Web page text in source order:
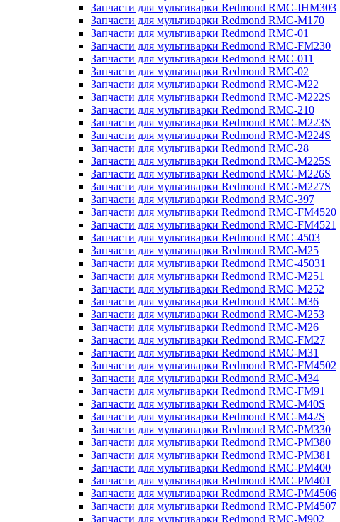
Запчасти для мультиварки Redmond RMC-IHM303
Запчасти для мультиварки Redmond RMC-M170
Запчасти для мультиварки Redmond RMC-01
Запчасти для мультиварки Redmond RMC-FM230
Запчасти для мультиварки Redmond RMC-011
Запчасти для мультиварки Redmond RMC-02
Запчасти для мультиварки Redmond RMC-M22
Запчасти для мультиварки Redmond RMC-M222S
Запчасти для мультиварки Redmond RMC-210
Запчасти для мультиварки Redmond RMC-M223S
Запчасти для мультиварки Redmond RMC-M224S
Запчасти для мультиварки Redmond RMC-28
Запчасти для мультиварки Redmond RMC-M225S
Запчасти для мультиварки Redmond RMC-M226S
Запчасти для мультиварки Redmond RMC-M227S
Запчасти для мультиварки Redmond RMC-397
Запчасти для мультиварки Redmond RMC-FM4520
Запчасти для мультиварки Redmond RMC-FM4521
Запчасти для мультиварки Redmond RMC-4503
Запчасти для мультиварки Redmond RMC-M25
Запчасти для мультиварки Redmond RMC-45031
Запчасти для мультиварки Redmond RMC-M251
Запчасти для мультиварки Redmond RMC-M252
Запчасти для мультиварки Redmond RMC-M36
Запчасти для мультиварки Redmond RMC-M253
Запчасти для мультиварки Redmond RMC-M26
Запчасти для мультиварки Redmond RMC-FM27
Запчасти для мультиварки Redmond RMC-M31
Запчасти для мультиварки Redmond RMC-FM4502
Запчасти для мультиварки Redmond RMC-M34
Запчасти для мультиварки Redmond RMC-FM91
Запчасти для мультиварки Redmond RMC-M40S
Запчасти для мультиварки Redmond RMC-M42S
Запчасти для мультиварки Redmond RMC-PM330
Запчасти для мультиварки Redmond RMC-PM380
Запчасти для мультиварки Redmond RMC-PM381
Запчасти для мультиварки Redmond RMC-PM400
Запчасти для мультиварки Redmond RMC-PM401
Запчасти для мультиварки Redmond RMC-PM4506
Запчасти для мультиварки Redmond RMC-PM4507
Запчасти для мультиварки Redmond RMC-M902